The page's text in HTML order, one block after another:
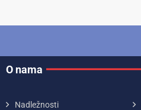
O nama
Nadležnosti